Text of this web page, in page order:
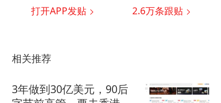
打开APP发贴 2.6万条跟贴
相关推荐
3年做到30亿美元，90后